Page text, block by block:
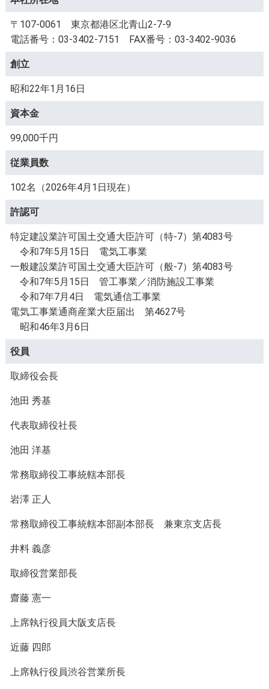
〒107-0061 東京都港区北青山2-7-9
電話番号：03-3402-7151 FAX番号：03-3402-9036
創立
昭和22年1月16日
資本金
99,000千円
従業員数
102名（2026年4月1日現在）
許認可
特定建設業許可国土交通大臣許可（特-7）第4083号
令和7年5月15日 電気工事業
一般建設業許可国土交通大臣許可（般-7）第4083号
令和7年5月15日 管工事業／消防施設工事業
令和7年7月4日 電気通信工事業
電気工事業通商産業大臣届出 第4627号
昭和46年3月6日
役員
取締役会長
池田 秀基
代表取締役社長
池田 洋基
常務取締役工事統轄本部長
岩澤 正人
常務取締役工事統轄本部副本部長 兼東京支店長
井料 義彦
取締役営業部長
齋藤 憲一
上席執行役員大阪支店長
近藤 四郎
上席執行役員渋谷営業所長